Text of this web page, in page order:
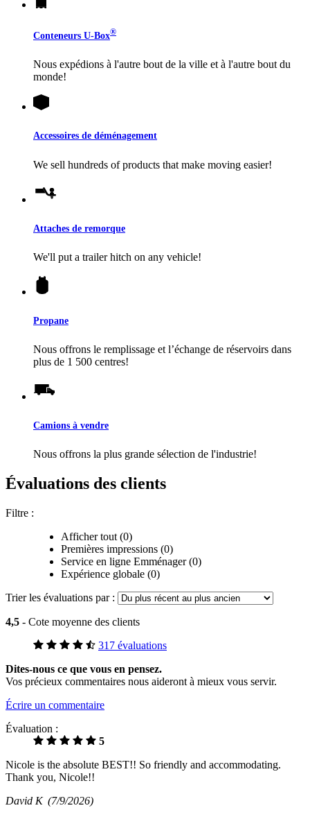
Conteneurs U-Box®
Nous expédions à l'autre bout de la ville et à l'autre bout du
monde!
Accessoires de déménagement
We sell hundreds of products that make moving easier!
Attaches de remorque
We'll put a trailer hitch on any vehicle!
Propane
Nous offrons le remplissage et l’échange de réservoirs dans
plus de 1 500 centres!
Camions à vendre
Nous offrons la plus grande sélection de l'industrie!
Évaluations des clients
Filtre :
Afficher tout (0)
Premières impressions (0)
Service en ligne Emménager (0)
Expérience globale (0)
Trier les évaluations par :
4,5 - Cote moyenne des clients
317 évaluations
Dites-nous ce que vous en pensez.
Vos précieux commentaires nous aideront à mieux vous servir.
Écrire un commentaire
Évaluation :
5
Nicole is the absolute BEST!! So friendly and accommodating.
Thank you, Nicole!!
David K (7/9/2026)